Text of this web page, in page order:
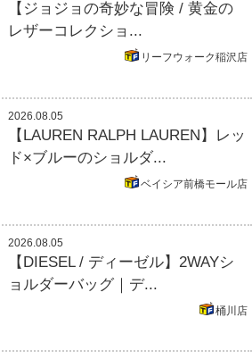
【ジョジョの奇妙な冒険 / 黄金の
レザーコレクショ...
リーフウォーク稲沢店
2026.08.05
【LAUREN RALPH LAUREN】レッ
ド×ブルーのショルダ...
ベイシア前橋モール店
2026.08.05
【DIESEL / ディーゼル】2WAYシ
ョルダーバッグ｜デ...
桶川店